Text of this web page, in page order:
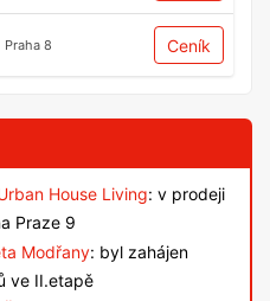
Praha 8 Ceník
House Living: v prodeji
Praze 9
Modřany: byl zahájen
ve II.etapě